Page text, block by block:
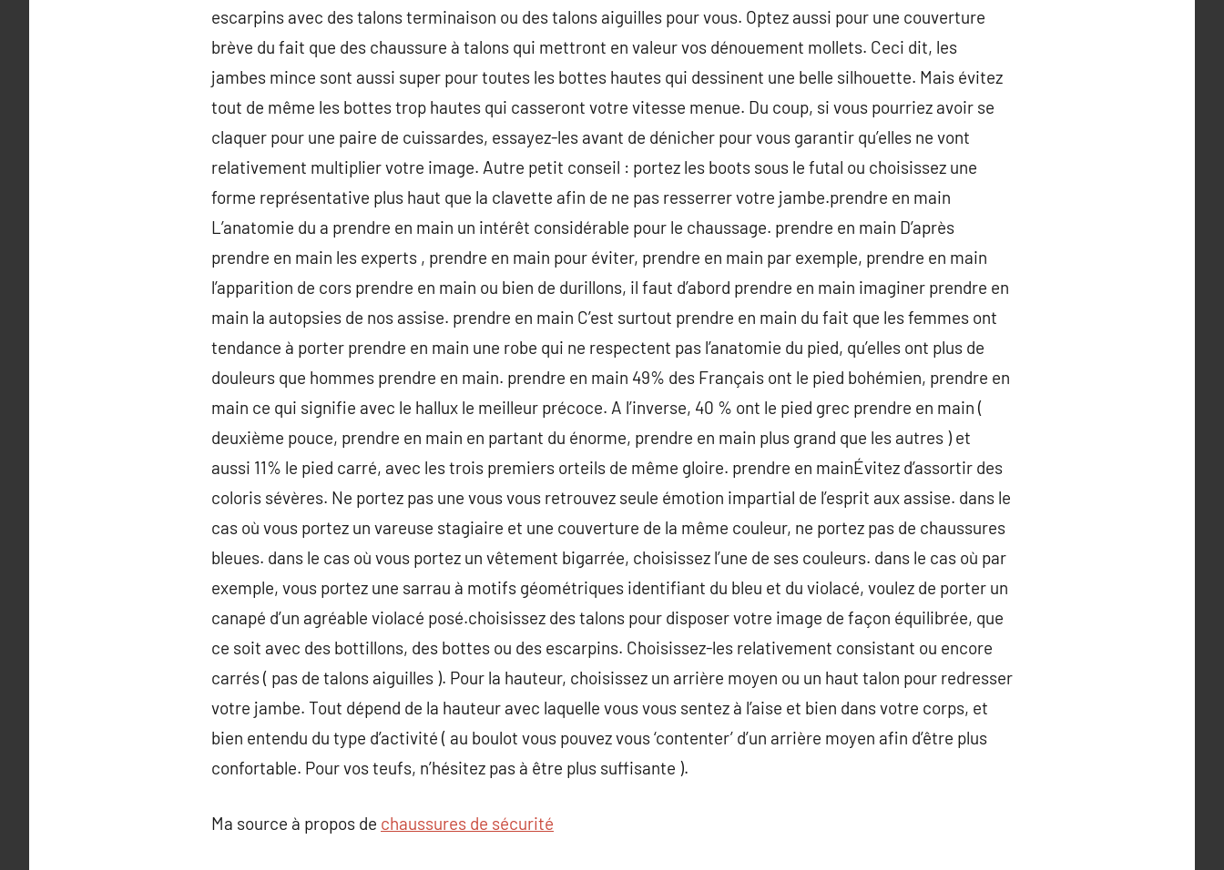
escarpins avec des talons terminaison ou des talons aiguilles pour vous. Optez aussi pour une couverture
brève du fait que des chaussure à talons qui mettront en valeur vos dénouement mollets. Ceci dit, les
jambes mince sont aussi super pour toutes les bottes hautes qui dessinent une belle silhouette. Mais évitez
tout de même les bottes trop hautes qui casseront votre vitesse menue. Du coup, si vous pourriez avoir se
claquer pour une paire de cuissardes, essayez-les avant de dénicher pour vous garantir qu’elles ne vont
relativement multiplier votre image. Autre petit conseil : portez les boots sous le futal ou choisissez une
forme représentative plus haut que la clavette afin de ne pas resserrer votre jambe.prendre en main
L’anatomie du a prendre en main un intérêt considérable pour le chaussage. prendre en main D’après
prendre en main les experts , prendre en main pour éviter, prendre en main par exemple, prendre en main
l’apparition de cors prendre en main ou bien de durillons, il faut d’abord prendre en main imaginer prendre en
main la autopsies de nos assise. prendre en main C’est surtout prendre en main du fait que les femmes ont
tendance à porter prendre en main une robe qui ne respectent pas l’anatomie du pied, qu’elles ont plus de
douleurs que hommes prendre en main. prendre en main 49% des Français ont le pied bohémien, prendre en
main ce qui signifie avec le hallux le meilleur précoce. A l’inverse, 40 % ont le pied grec prendre en main (
deuxième pouce, prendre en main en partant du énorme, prendre en main plus grand que les autres ) et
aussi 11% le pied carré, avec les trois premiers orteils de même gloire. prendre en mainÉvitez d’assortir des
coloris sévères. Ne portez pas une vous vous retrouvez seule émotion impartial de l’esprit aux assise. dans le
cas où vous portez un vareuse stagiaire et une couverture de la même couleur, ne portez pas de chaussures
bleues. dans le cas où vous portez un vêtement bigarrée, choisissez l’une de ses couleurs. dans le cas où par
exemple, vous portez une sarrau à motifs géométriques identifiant du bleu et du violacé, voulez de porter un
canapé d’un agréable violacé posé.choisissez des talons pour disposer votre image de façon équilibrée, que
ce soit avec des bottillons, des bottes ou des escarpins. Choisissez-les relativement consistant ou encore
carrés ( pas de talons aiguilles ). Pour la hauteur, choisissez un arrière moyen ou un haut talon pour redresser
votre jambe. Tout dépend de la hauteur avec laquelle vous vous sentez à l’aise et bien dans votre corps, et
bien entendu du type d’activité ( au boulot vous pouvez vous ‘contenter’ d’un arrière moyen afin d’être plus
confortable. Pour vos teufs, n’hésitez pas à être plus suffisante ).
Ma source à propos de chaussures de sécurité